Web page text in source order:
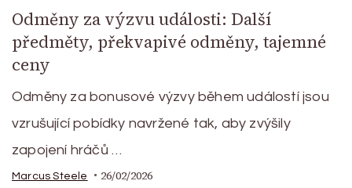
Odměny za výzvu události: Další
předměty, překvapivé odměny, tajemné
ceny
Odměny za bonusové výzvy během událostí jsou
vzrušující pobídky navržené tak, aby zvýšily
zapojení hráčů …
Marcus Steele 26/02/2026